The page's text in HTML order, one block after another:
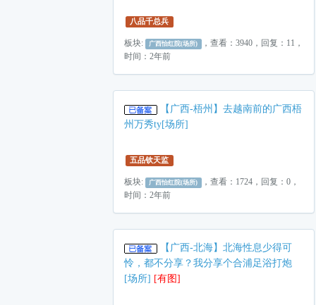
八品千总兵
板块: 广西怡红院(场所) ，查看：3940，回复：11，
时间：2年前
【广西-梧州】去越南前的广西梧
州万秀ty[场所]
五品钦天监
板块: 广西怡红院(场所) ，查看：1724，回复：0，
时间：2年前
【广西-北海】北海性息少得可
怜，都不分享？我分享个合浦足浴打炮
[场所] [有图]